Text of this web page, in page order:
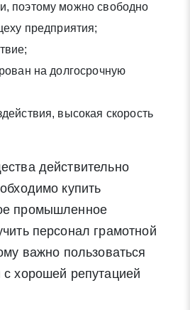
поэтому можно свободно
предприятия;
на долгосрочную
высокая скорость
действительно
купить
промышленное
персонал грамотной
важно пользоваться
хорошей репутацией